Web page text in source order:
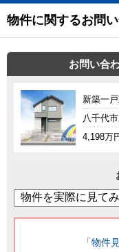
物件に関するお問
お問い合
新築一
八千代
4,198万
「物件